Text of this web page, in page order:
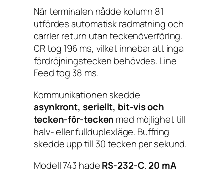
När terminalen nådde kolumn 81
utfördes automatisk radmatning och
carrier return utan teckenöverföring.
CR tog 196 ms, vilket innebar att inga
fördröjningstecken behövdes. Line
Feed tog 38 ms.
Kommunikationen skedde
asynkront, seriellt, bit-vis och
tecken-för-tecken med möjlighet till
halv- eller fullduplexläge. Buffring
skedde upp till 30 tecken per sekund.
Modell 743 hadeRS-232-C, 20 mA